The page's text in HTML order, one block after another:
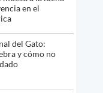
en el
del Gato:
y cómo no